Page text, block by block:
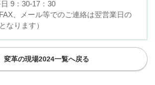
9：30-17：30
、メール等でのご連絡は翌営業日の
なります）
変革の現場2024一覧へ戻る